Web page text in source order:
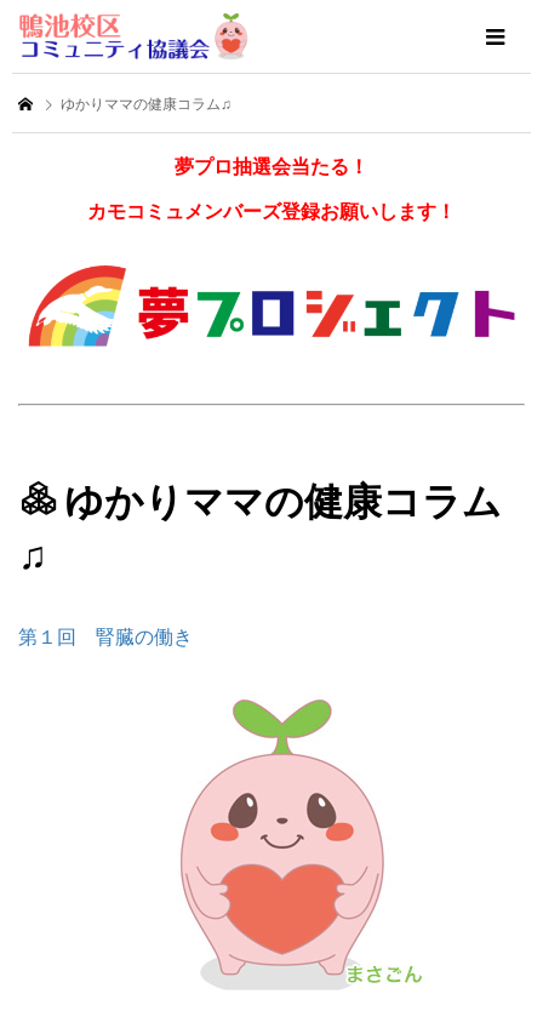
ゆかりママの健康コラム♫
夢プロ抽選会当たる！
カモコミュメンバーズ登録お願いします！
ゆかりママの健康コラム
♫
第１回 腎臓の働き